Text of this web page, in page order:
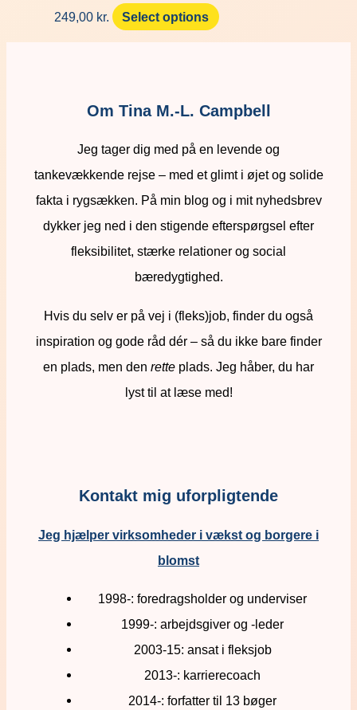
249,00 kr. Select options
Om Tina M.-L. Campbell
Jeg tager dig med på en levende og
tankevækkende rejse – med et glimt i øjet og solide
fakta i rygsækken. På min blog og i mit nyhedsbrev
dykker jeg ned i den stigende efterspørgsel efter
fleksibilitet, stærke relationer og social
bæredygtighed.
Hvis du selv er på vej i (fleks)job, finder du også
inspiration og gode råd dér – så du ikke bare finder
en plads, men den rette plads. Jeg håber, du har
lyst til at læse med!
Kontakt mig uforpligtende
Jeg hjælper virksomheder i vækst og borgere i
blomst
1998-: foredragsholder og underviser
1999-: arbejdsgiver og -leder
2003-15: ansat i fleksjob
2013-: karrierecoach
2014-: forfatter til 13 bøger